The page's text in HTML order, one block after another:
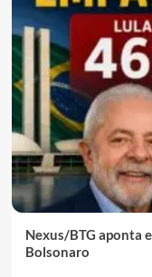
Nexus/BTG aponta
Bolsonaro